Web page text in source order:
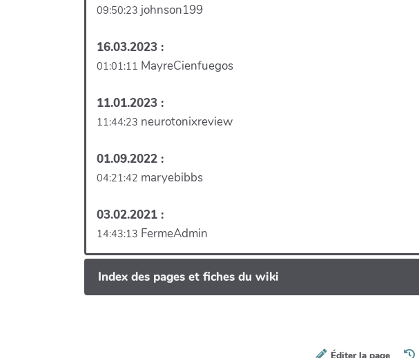
09:50:23 johnson199
16.03.2023 :
01:01:11 MayreCienfuegos
11.01.2023 :
11:44:23 neurotonixreview
01.09.2022 :
04:21:42 maryebibbs
03.02.2021 :
14:43:13 FermeAdmin
Index des pages et fiches du wiki